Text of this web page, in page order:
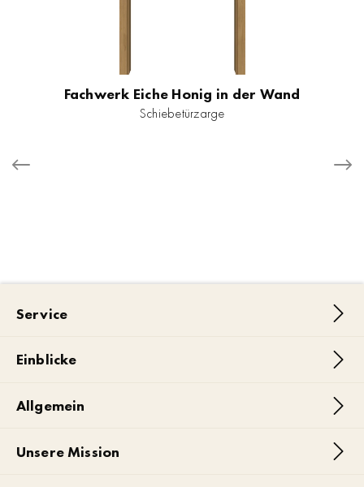
Fachwerk Eiche Honig in der Wand
Schiebetürzarge
Service
Einblicke
Allgemein
Unsere Mission